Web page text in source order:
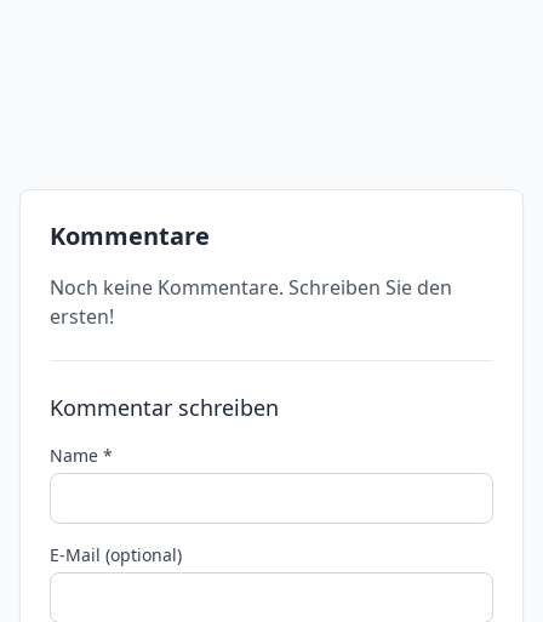
Kommentare
Noch keine Kommentare. Schreiben Sie den
ersten!
Kommentar schreiben
Name *
E-Mail (optional)